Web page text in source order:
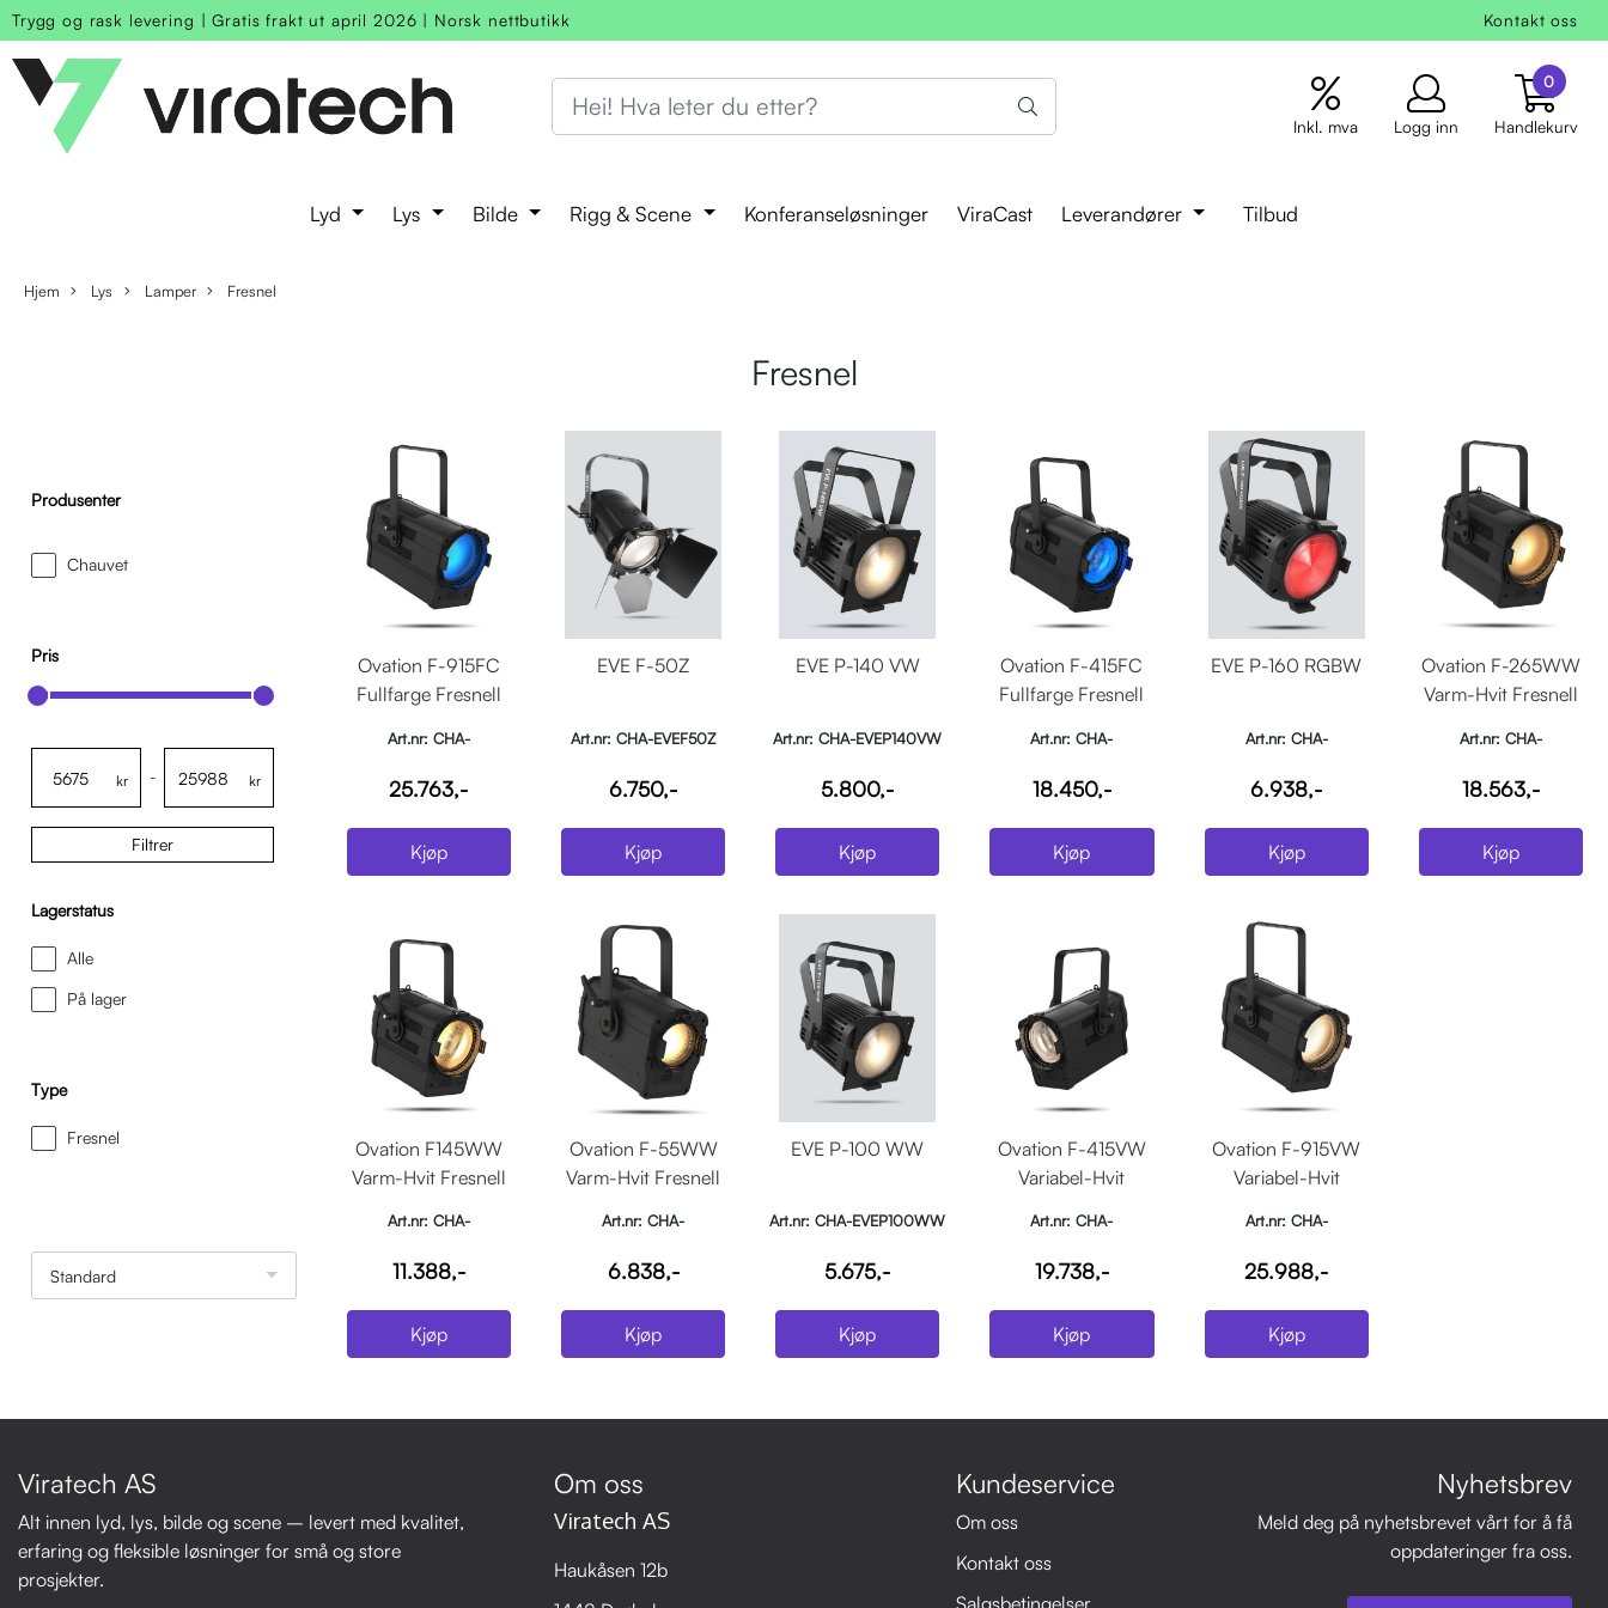
Trygg og rask levering |Gratis frakt ut april 2026 | Norsk nettbutikk Kontakt oss
Inkl. mva Logg inn
0
Handlekurv
Lyd Lys Bilde Rigg & Scene Konferanseløsninger ViraCast Leverandører Tilbud
Hjem Lys Lamper Fresnel
Fresnel
Produsenter
Chauvet
Pris
kr - kr
Filtrer
Lagerstatus
Alle
På lager
Type
Fresnel
Standard
Ovation F-915FC
Fullfarge Fresnell
Art.nr: CHA-
25.763,-
Kjøp
EVE F-50Z
Art.nr: CHA-EVEF50Z
6.750,-
Kjøp
EVE P-140 VW
Art.nr: CHA-EVEP140VW
5.800,-
Kjøp
Ovation F-415FC
Fullfarge Fresnell
Art.nr: CHA-
18.450,-
Kjøp
EVE P-160 RGBW
Art.nr: CHA-
6.938,-
Kjøp
Ovation F-265WW
Varm-Hvit Fresnell
Art.nr: CHA-
18.563,-
Kjøp
Ovation F145WW
Varm-Hvit Fresnell
Art.nr: CHA-
11.388,-
Kjøp
Ovation F-55WW
Varm-Hvit Fresnell
Art.nr: CHA-
6.838,-
Kjøp
EVE P-100 WW
Art.nr: CHA-EVEP100WW
5.675,-
Kjøp
Ovation F-415VW
Variabel-Hvit
Art.nr: CHA-
19.738,-
Kjøp
Ovation F-915VW
Variabel-Hvit
Art.nr: CHA-
25.988,-
Kjøp
Viratech AS
Alt innen lyd, lys, bilde og scene – levert med kvalitet,
erfaring og fleksible løsninger for små og store
prosjekter.
Om oss
Viratech AS
Haukåsen 12b
Kundeservice
Om oss
Kontakt oss
Nyhetsbrev
Meld deg på nyhetsbrevet vårt for å få
oppdateringer fra oss.